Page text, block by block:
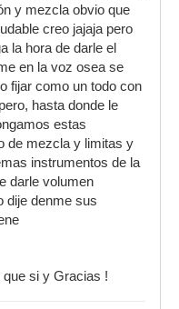
y mezcla obvio que
creo jajaja pero
la hora de darle el
en la voz osea se
fijar como un todo con
hasta donde le
estas
de mezcla y limitas y
instrumentos de la
darle volumen
dije denme sus
si y Gracias !